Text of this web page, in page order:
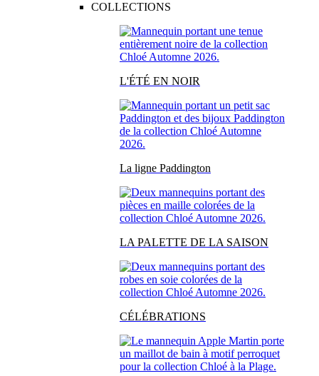
COLLECTIONS
L'ÉTÉ EN NOIR
La ligne Paddington
LA PALETTE DE LA SAISON
CÉLÉBRATIONS